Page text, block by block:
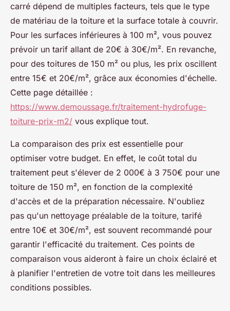
carré dépend de multiples facteurs, tels que le type
de matériau de la toiture et la surface totale à couvrir.
Pour les surfaces inférieures à 100 m², vous pouvez
prévoir un tarif allant de 20€ à 30€/m². En revanche,
pour des toitures de 150 m² ou plus, les prix oscillent
entre 15€ et 20€/m², grâce aux économies d'échelle.
Cette page détaillée :
https://www.demoussage.fr/traitement-hydrofuge-
toiture-prix-m2/ vous explique tout.
La comparaison des prix est essentielle pour
optimiser votre budget. En effet, le coût total du
traitement peut s'élever de 2 000€ à 3 750€ pour une
toiture de 150 m², en fonction de la complexité
d'accès et de la préparation nécessaire. N'oubliez
pas qu'un nettoyage préalable de la toiture, tarifé
entre 10€ et 30€/m², est souvent recommandé pour
garantir l'efficacité du traitement. Ces points de
comparaison vous aideront à faire un choix éclairé et
à planifier l'entretien de votre toit dans les meilleures
conditions possibles.